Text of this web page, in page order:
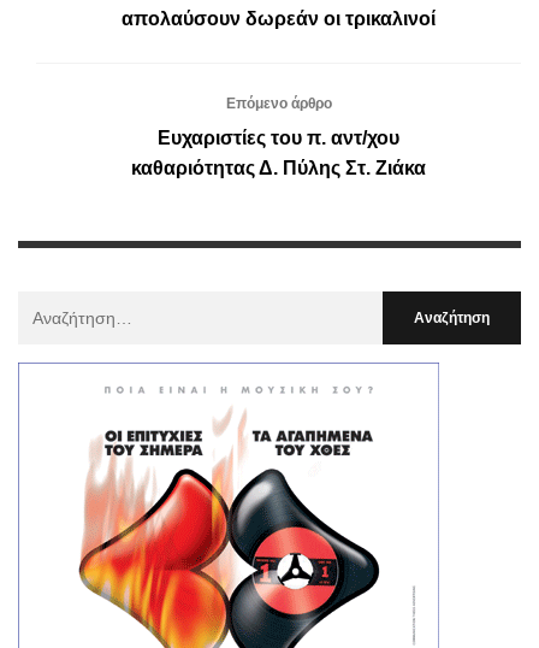
απολαύσουν δωρεάν οι τρικαλινοί
Επόμενο άρθρο
Ευχαριστίες του π. αντ/χου
καθαριότητας Δ. Πύλης Στ. Ζιάκα
: